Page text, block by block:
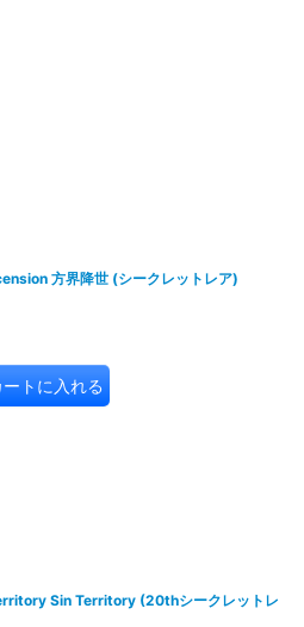
方界降世 (シークレットレア)
ートに入れる
Sin Territory (20thシークレットレ